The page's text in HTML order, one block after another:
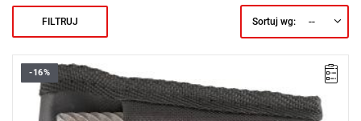
FILTRUJ Sortuj wg: --
-16%